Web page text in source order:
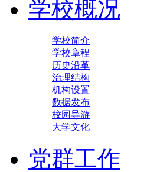
学校概况
学校简介
学校章程
历史沿革
治理结构
机构设置
数据发布
校园导游
大学文化
党群工作